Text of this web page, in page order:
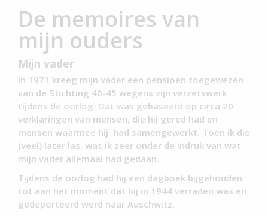
De memoires van
mijn ouders
Mijn vader
In 1971 kreeg mijn vader een pensioen toegewezen
van de Stichting 40-45 wegens zijn verzetswerk
tijdens de oorlog. Dat was gebaseerd op circa 20
verklaringen van mensen, die hij gered had en
mensen waarmee hij had samengewerkt. Toen ik die
(veel) later las, was ik zeer onder de indruk van wat
mijn vader allemaal had gedaan.
Tijdens de oorlog had hij een dagboek bijgehouden
tot aan het moment dat hij in 1944 verraden was en
gedeporteerd werd naar Auschwitz.